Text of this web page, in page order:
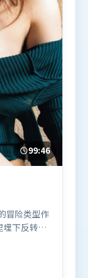
99:46
冒险类型作
埋下反转，
进，最终
泽雅美、
。影片于